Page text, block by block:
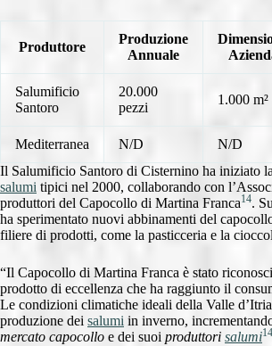
Produttore
Produzione
Annuale
Salumificio
Santoro
20.000
pezzi
1.000 m²
Mediterranea N/D N/D
Il Salumificio Santoro di Cisternino ha iniziato
salumi tipici nel 2000, collaborando con
produttori del Capocollo di Martina Franca14.
ha sperimentato nuovi abbinamenti del
filiere di prodotti, come la pasticceria e la
“Il Capocollo di Martina Franca è stato
prodotto di eccellenza che ha raggiunto il
Le condizioni climatiche ideali della Valle
produzione dei salumi in inverno,
mercato capocollo e dei suoi produttori salumi14